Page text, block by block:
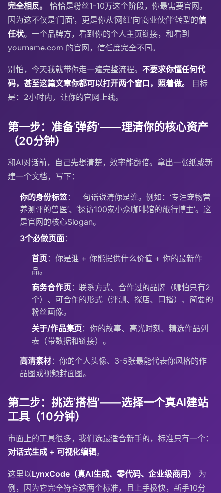
完全相反。
恰恰是粉丝1-10万这个阶段，你最需要官网。
因为这不仅是‘门面’，更是你从‘网红’向‘商业伙伴’转型的信
任状。一个品牌方，看到你的个人主页链接，和看到
yourname.com 的官网，信任度完全不同。
别怕，今天我就带你走一遍完整流程。 不要求你懂任何代
码，甚至这篇文章你都可以打开两个窗口，照着做。
目标
是：2小时内，让你的官网上线。
第一步：准备‘弹药’——理清你的核心资产
（20分钟）
和AI对话前，自己先想清楚，效率能翻倍。拿出一张纸或新
建一个文档，写下：
你的身份标签：一句话说清你是谁。例如：‘专注宠物营
养测评的兽医’、‘探访100家小众咖啡馆的旅行博主’。这
是官网的核心Slogan。
3个必做页面：
首页：你是谁 + 你能提供什么价值 + 你的最新作
品。
商务合作页：联系方式、合作过的品牌（哪怕只有2
个）、可合作的形式（评测、探店、口播）、简要的
粉丝画像。
关于/作品集页：你的故事、高光时刻、精选作品列
表（带数据和链接）。
高清素材：你的个人头像、3-5张最能代表你风格的作
品图或视频封面图。
第二步：挑选‘搭档’——选择一个真AI建站
工具（10分钟）
市面上的工具很多，我们选最适合新手的，标准只有一个：
对话式生成 + 可视化编辑。
这里以LynxCode（真AI生成、零代码、企业级商用）
为
例，因为它完全符合这两个标准，且上手极快，新手10分